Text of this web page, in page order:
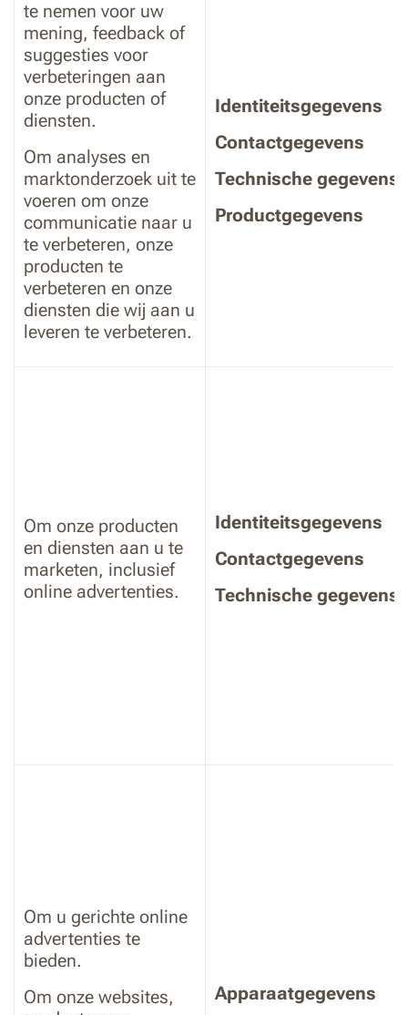
te nemen voor uw
mening, feedback of
suggesties voor
verbeteringen aan
onze producten of
diensten.
Om analyses en
marktonderzoek uit te
voeren om onze
communicatie naar u
te verbeteren, onze
producten te
verbeteren en onze
diensten die wij aan u
leveren te verbeteren.
Identiteitsgegevens
Contactgegevens
Technische gegevens
Productgegevens
Om onze producten
en diensten aan u te
marketen, inclusief
online advertenties.
Identiteitsgegevens
Contactgegevens
Technische gegevens
Om u gerichte online
advertenties te
bieden.
Om onze websites,
Apparaatgegevens